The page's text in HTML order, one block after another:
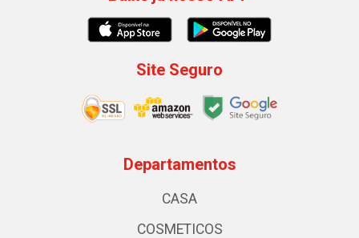
Site Seguro
Departamentos
CASA
COSMETICOS